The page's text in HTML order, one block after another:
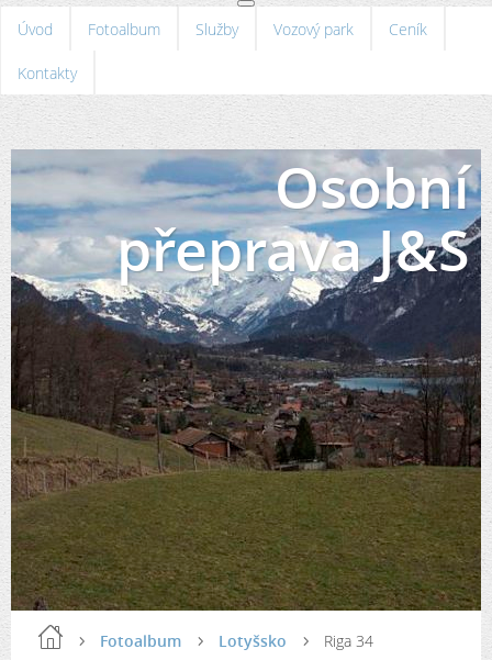
Úvod Fotoalbum Služby Vozový park Ceník
Kontakty
Osobní
přeprava J&S
Fotoalbum Lotyšsko Riga 34